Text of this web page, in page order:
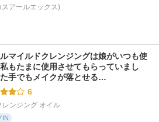
アールエックス)
マイルドクレンジングは娘がいつも使
もたまに使用させてもらっていまし
手でもメイクが落とせる…
6
レンジング オイル
IN